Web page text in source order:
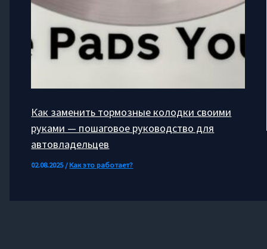
Как заменить тормозные колодки своими
руками — пошаговое руководство для
автовладельцев
02.08.2025/Как это работает?